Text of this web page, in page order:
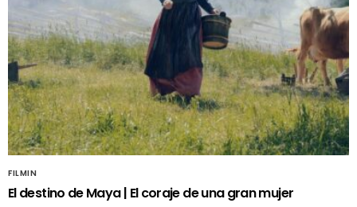
FILMIN
El destino de Maya | El coraje de una gran mujer